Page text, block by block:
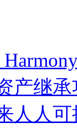
产继承
人人